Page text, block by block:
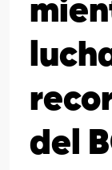
del